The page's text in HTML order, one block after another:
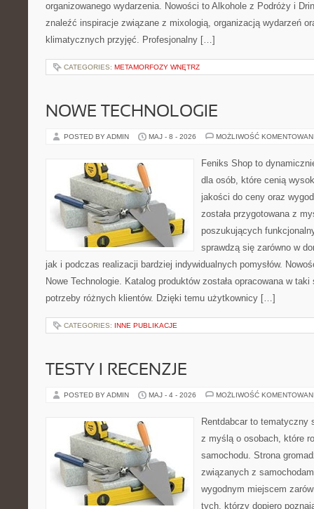
organizowanego wydarzenia. Nowości to Alkohole z Podróży i
znaleźć inspiracje związane z mixologią, organizacją wydarzeń
klimatycznych przyjęć. Profesjonalny […]
CATEGORIES: METAMORFOZY WNĘTRZ
NOWE TECHNOLOGIE
POSTED BY ADMIN MAJ - 8 - 2026 MOŻLIWOŚĆ
Feniks Shop to
dla osób, które cenią
jakości do ceny oraz
została przygotowana z
poszukujących
sprawdzą się zarówno w
jak i podczas realizacji bardziej indywidualnych pomysłów.
Nowe Technologie. Katalog produktów została opracowana w
potrzeby różnych klientów. Dzięki temu użytkownicy […]
CATEGORIES: INNE PUBLIKACJE
TESTY I RECENZJE
POSTED BY ADMIN MAJ - 4 - 2026 MOŻLIWOŚĆ
Rentdabcar to tematyczny
z myślą o osobach, które
samochodu. Strona
związanych z
wygodnym miejscem
tych, którzy dopiero